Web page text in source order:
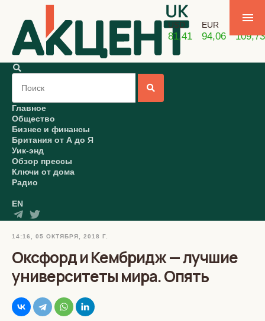
USD
81,41
EUR
94,06 109,73
Главное
Общество
Бизнес и финансы
Британия от А до Я
Уик-энд
Обзор прессы
Ключи от дома
Радио
EN
14:16, 05 ОКТЯБРЯ, 2018 Г.
Оксфорд и Кембридж — лучшие
университеты мира. Опять